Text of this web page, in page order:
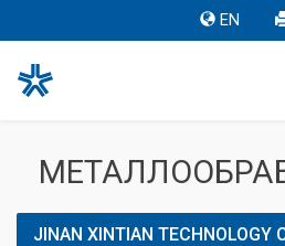
EN
JINAN XINTIAN TECHNOLOGY